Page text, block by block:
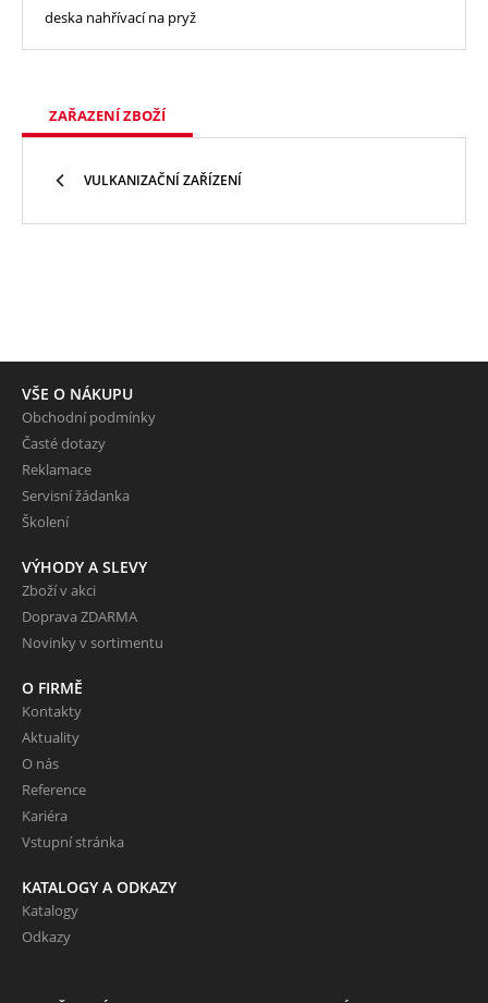
deska nahřívací na pryž
ZAŘAZENÍ ZBOŽÍ
VULKANIZAČNÍ ZAŘÍZENÍ
VŠE O NÁKUPU
Obchodní podmínky
Časté dotazy
Reklamace
Servisní žádanka
Školení
VÝHODY A SLEVY
Zboží v akci
Doprava ZDARMA
Novinky v sortimentu
O FIRMĚ
Kontakty
Aktuality
O nás
Reference
Kariéra
Vstupní stránka
KATALOGY A ODKAZY
Katalogy
Odkazy